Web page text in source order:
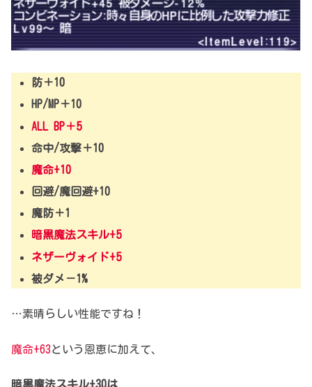
防＋10
HP/MP＋10
ALL BP＋5
命中/攻撃＋10
魔命+10
回避/魔回避+10
魔防＋1
暗黒魔法スキル+5
ネザーヴォイド+5
被ダメ－1%
…素晴らしい性能ですね！
魔命+63という恩恵に加えて、
暗黒魔法スキル+30は